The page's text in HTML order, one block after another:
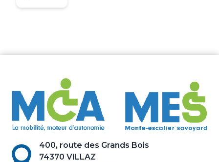
400, route des Grands Bois
74370 VILLAZ